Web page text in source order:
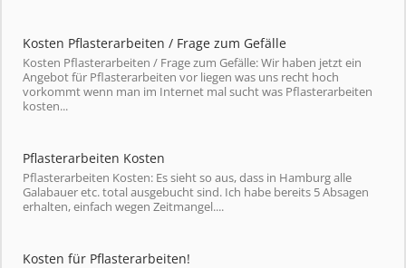
Kosten Pflasterarbeiten / Frage zum Gefälle
Kosten Pflasterarbeiten / Frage zum Gefälle: Wir haben jetzt ein
Angebot für Pflasterarbeiten vor liegen was uns recht hoch
vorkommt wenn man im Internet mal sucht was Pflasterarbeiten
kosten...
Pflasterarbeiten Kosten
Pflasterarbeiten Kosten: Es sieht so aus, dass in Hamburg alle
Galabauer etc. total ausgebucht sind. Ich habe bereits 5 Absagen
erhalten, einfach wegen Zeitmangel....
Kosten für Pflasterarbeiten!